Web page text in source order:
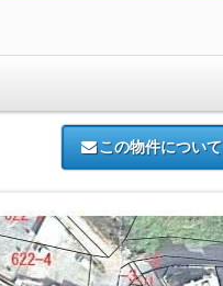
この物件について